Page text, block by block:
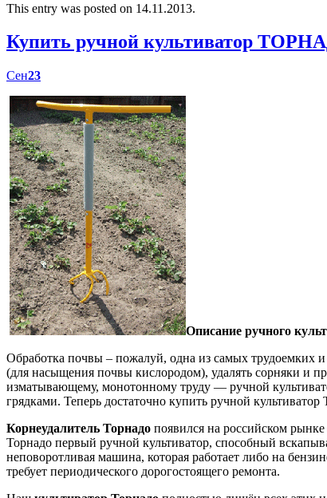
This entry was posted on 14.11.2013.
Купить ручной культиватор
Сен23
Описание ручного
Обработка почвы – пожалуй, одна из самых трудоемких
(для насыщения почвы кислородом), удалять сорняки и
изматывающему, монотонному труду — ручной
грядками. Теперь достаточно купить ручной культиватор
Корнеудалитель Торнадо появился на российском
Торнадо первый ручной культиватор, способный
неповоротливая машина, которая работает либо на
требует периодического дорогостоящего ремонта.